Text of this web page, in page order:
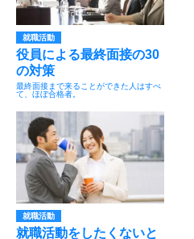
就職活動
役員による最終面接の30
の対策
最終面接まで来ることができた人はすべ
て、ほぼ合格者。
就職活動
就職活動をしたくないと